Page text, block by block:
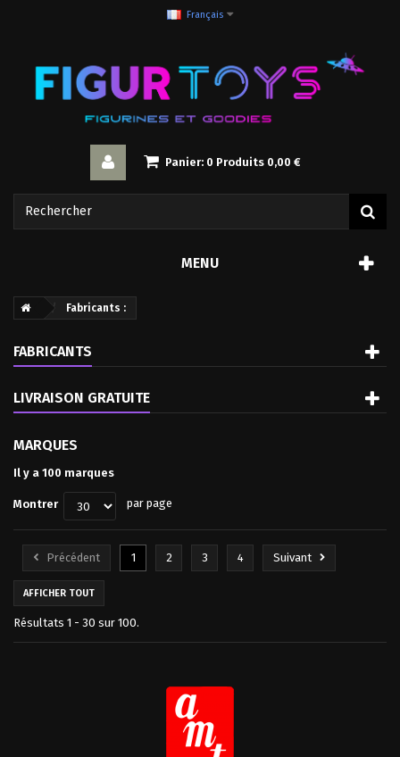
Français
Panier: 0 Produits 0,00 €
MENU
Fabricants :
FABRICANTS
LIVRAISON GRATUITE
MARQUES
Il y a 100 marques
Montrer par page
Précédent 1 2 3 4 Suivant
AFFICHER TOUT
Résultats 1 - 30 sur 100.